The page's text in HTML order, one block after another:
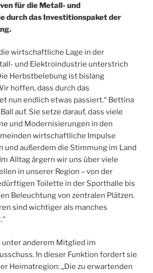
für die Metall- und
durch das Investitionspaket der
wirtschaftliche Lage in der
und Elektroindustrie unterstrich
Herbstbelebung ist bislang
hoffen, dass durch das
nun endlich etwas passiert.“ Bettina
auf. Sie setze darauf, dass viele
und Modernisierungen in den
wirtschaftliche Impulse
und außerdem die Stimmung im Land
Alltag ärgern wir uns über viele
in unserer Region – von der
Toilette in der Sporthalle bis
Beleuchtung von zentralen Plätzen.
sind wichtiger als manches
unter anderem Mitglied im
In dieser Funktion fordert sie
Heimatregion: „Die zu erwartenden